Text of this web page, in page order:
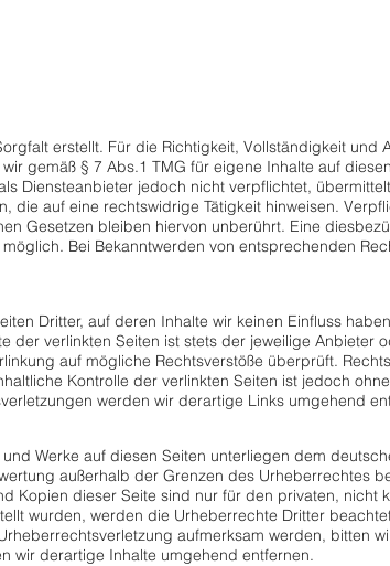
erstellt. Für die Richtigkeit, Vollständigkeit und
gemäß § 7 Abs.1 TMG für eigene Inhalte auf
Diensteanbieter jedoch nicht verpflichtet,
die auf eine rechtswidrige Tätigkeit hinweisen.
Gesetzen bleiben hiervon unberührt. Eine
Bei Bekanntwerden von entsprechenden
Dritter, auf deren Inhalte wir keinen Einfluss
der verlinkten Seiten ist stets der jeweilige Anbieter
auf mögliche Rechtsverstöße überprüft.
Kontrolle der verlinkten Seiten ist jedoch
werden wir derartige Links umgehend
Werke auf diesen Seiten unterliegen dem
außerhalb der Grenzen des Urheberrechtes
Kopien dieser Seite sind nur für den privaten, nicht
wurden, werden die Urheberrechte Dritter
aufmerksam werden, bitten
wir derartige Inhalte umgehend entfernen.